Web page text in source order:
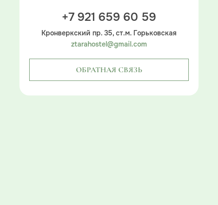
+7 921 659 60 59
Кронверкский пр. 35, ст.м. Горьковская
ztarahostel@gmail.com
ОБРАТНАЯ СВЯЗЬ